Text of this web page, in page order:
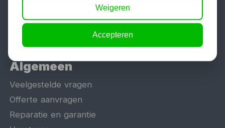
Heftafel
Algemeen
Veelgestelde vragen
Offerte aanvragen
Reparatie en garantie
Weigeren
Accepteren